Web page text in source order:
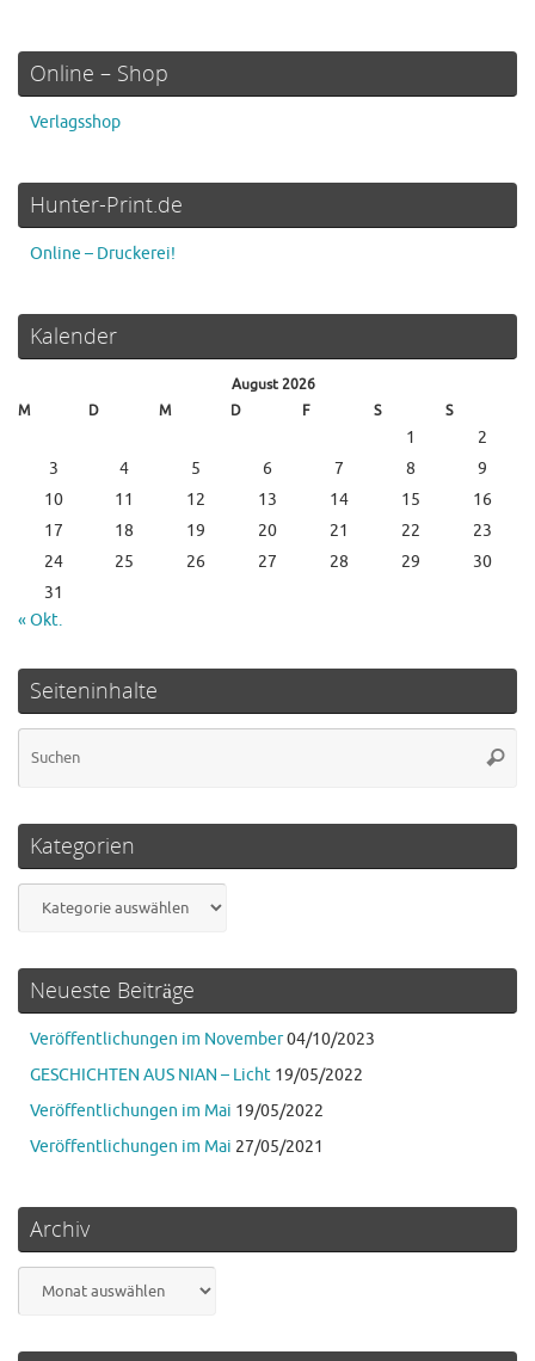
Online – Shop
Verlagsshop
Hunter-Print.de
Online – Druckerei!
Kalender
August 2026
M
D M D F S S
1
2
3
4 5 6 7 8
9
10
11 12 13 14 15
16
17
18 19 20 21 22
23
24
25 26 27 28 29
30
31
« Okt.
Seiteninhalte
Kategorien
Neueste Beiträge
Veröffentlichungen im November04/10/2023
GESCHICHTEN AUS NIAN – Licht 19/05/2022
Veröffentlichungen im Mai 19/05/2022
Veröffentlichungen im Mai 27/05/2021
Archiv